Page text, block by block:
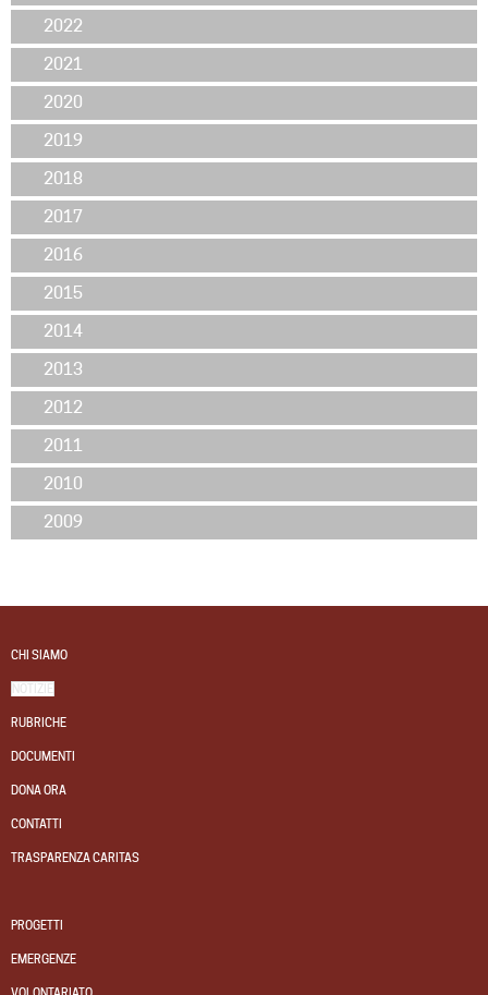
2022
2021
2020
2019
2018
2017
2016
2015
2014
2013
2012
2011
2010
2009
CHI SIAMO
NOTIZIE
RUBRICHE
DOCUMENTI
DONA ORA
CONTATTI
TRASPARENZA CARITAS
PROGETTI
EMERGENZE